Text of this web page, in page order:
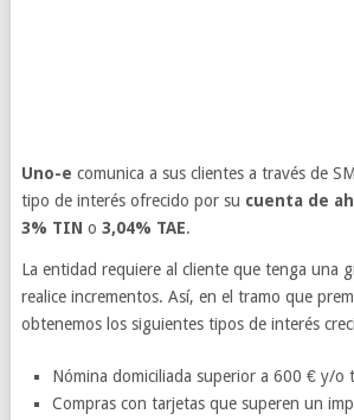
Uno-e comunica a sus clientes a través de
tipo de interés ofrecido por su cuenta de
3% TIN o 3,04% TAE.
La entidad requiere al cliente que tenga una
realice incrementos. Así, en el tramo que
obtenemos los siguientes tipos de interés
Nómina domiciliada superior a 600 € y/o
Compras con tarjetas que superen un